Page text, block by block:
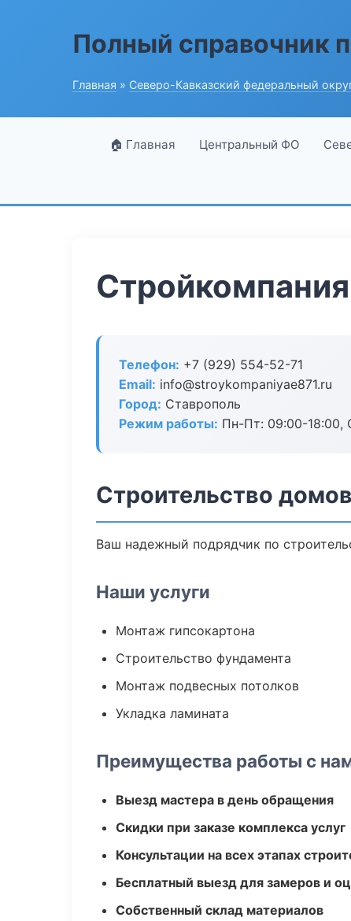
Полный справочник
Главная » Северо-Кавказский федеральный
🏠 Главная Центральный ФО
Телефон: +7 (929) 554-52-71
Email: info@stroykompaniyae871.ru
Город: Ставрополь
Режим работы: Пн-Пт: 09:00-18:00,
Строительство
Ваш надежный подрядчик по
Наши услуги
Монтаж гипсокартона
Строительство фундамента
Монтаж подвесных потолков
Укладка ламината
Преимущества работы с
Выезд мастера в день обращения
Скидки при заказе комплекса услуг
Консультации на всех этапах
Бесплатный выезд для замеров и
Собственный склад материалов